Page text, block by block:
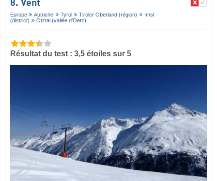
8. Vent
Europe Autriche Tyrol Tiroler Oberland (région)
Imst
(district)
Ötztal (vallée d'Oetz)
Résultat du test : 3,5 étoiles sur 5